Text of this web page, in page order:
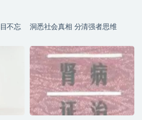
不忘 洞悉社会真相 分清强者思维